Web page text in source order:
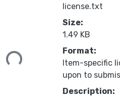
license.txt
Size:
1.49 KB
Format:
Item-specific
upon to
Description: